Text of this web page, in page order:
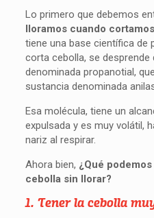
Lo primero que debemos
lloramos cuando
tiene una base científica de
corta cebolla, se desprende
denominada propanotial,
sustancia denominada
Esa molécula, tiene un
expulsada y es muy volátil,
nariz al respirar.
Ahora bien, ¿Qué
cebolla sin llorar?
1. Tener la cebolla